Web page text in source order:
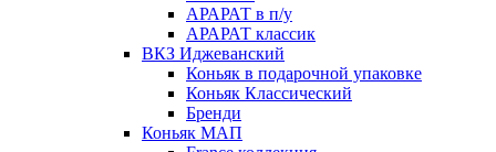
АРАРАТ в п/у
АРАРАТ классик
ВКЗ Иджеванский
Коньяк в подарочной упаковке
Коньяк Классический
Бренди
Коньяк МАП